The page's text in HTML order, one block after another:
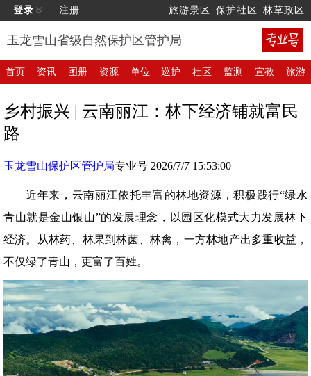
登录 注册 旅游景区 保护社区 林草政区
玉龙雪山省级自然保护区管护局
首页 资讯 图册 资源 单位 巡护 社区 监测 宣教 旅游
乡村振兴 | 云南丽江：林下经济铺就富民
路
玉龙雪山保护区管护局专业号 2026/7/7 15:53:00
近年来，云南丽江依托丰富的林地资源，积极践行“绿水
青山就是金山银山”的发展理念，以园区化模式大力发展林下
经济。从林药、林果到林菌、林禽，一方林地产出多重收益，
不仅绿了青山，更富了百姓。